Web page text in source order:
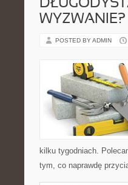
WYZWANIE?
POSTED BY ADMIN
kilku tygodniach.
tym, co naprawdę